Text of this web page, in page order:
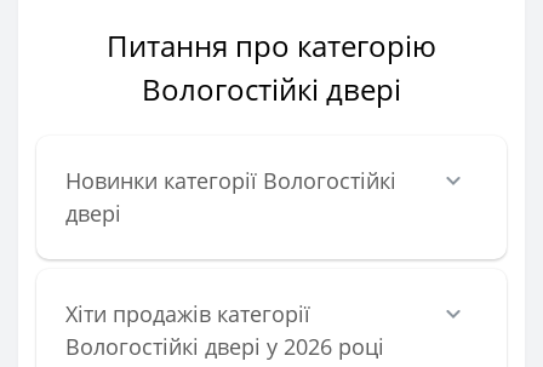
Питання про категорію
Вологостійкі двері
Новинки категорії Вологостійкі
двері
Хіти продажів категорії
Вологостійкі двері у 2026 році